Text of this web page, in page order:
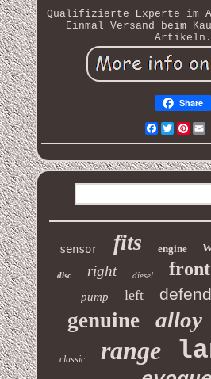
Qualifizierte Experte im
Einmal Versand beim
Artikeln.
Share
Facebook
sensor fits engine
disc right diesel front
pump left
genuine alloy
classic range